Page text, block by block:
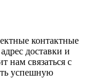
контактные
доставки и
нам связаться с
успешную